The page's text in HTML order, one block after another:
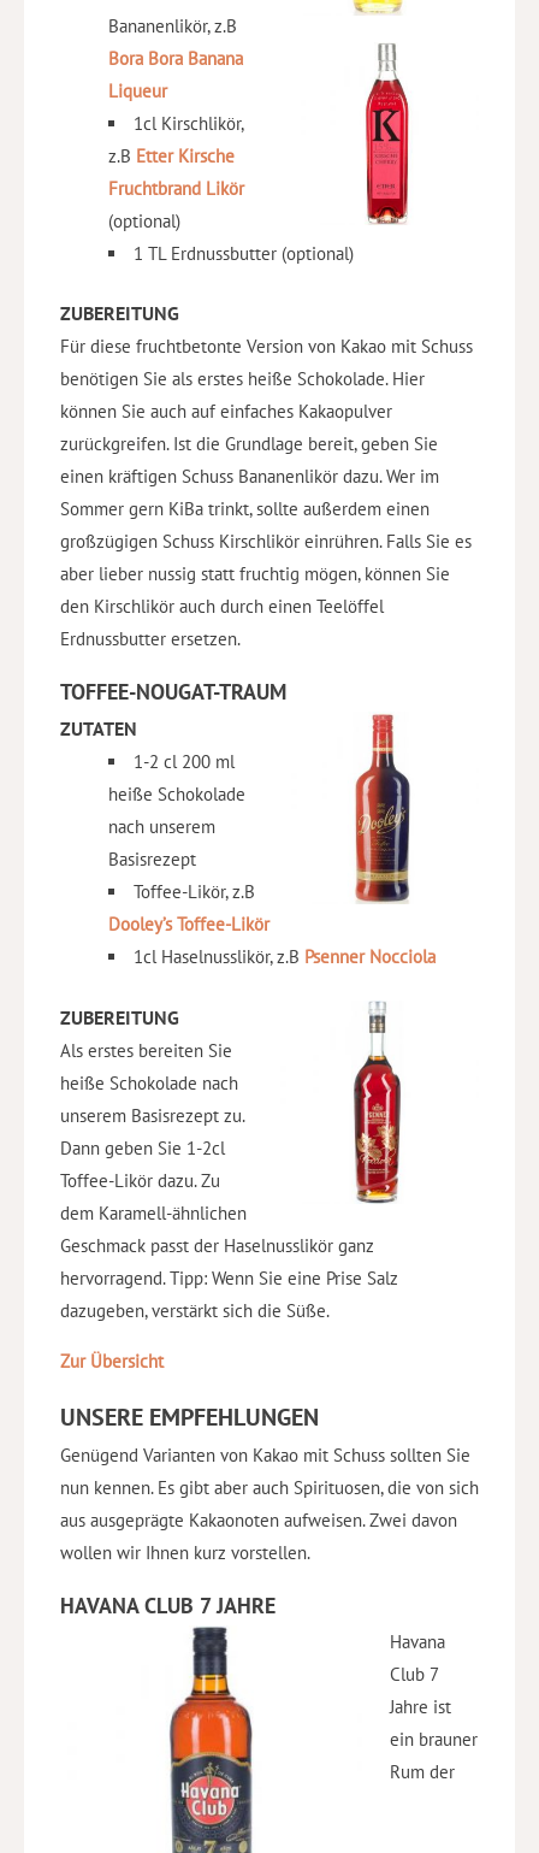
Bananenlikör, z.B
Bora Bora Banana
Liqueur
1cl Kirschlikör,
z.B Etter Kirsche
Fruchtbrand Likör
(optional)
1 TL Erdnussbutter (optional)
ZUBEREITUNG
Für diese fruchtbetonte Version von Kakao mit Schuss
benötigen Sie als erstes heiße Schokolade. Hier
können Sie auch auf einfaches Kakaopulver
zurückgreifen. Ist die Grundlage bereit, geben Sie
einen kräftigen Schuss Bananenlikör dazu. Wer im
Sommer gern KiBa trinkt, sollte außerdem einen
großzügigen Schuss Kirschlikör einrühren. Falls Sie es
aber lieber nussig statt fruchtig mögen, können Sie
den Kirschlikör auch durch einen Teelöffel
Erdnussbutter ersetzen.
TOFFEE-NOUGAT-TRAUM
ZUTATEN
1-2 cl 200 ml
heiße Schokolade
nach unserem
Basisrezept
Toffee-Likör, z.B
Dooley’s Toffee-Likör
1cl Haselnusslikör, z.B Psenner Nocciola
ZUBEREITUNG
Als erstes bereiten Sie
heiße Schokolade nach
unserem Basisrezept zu.
Dann geben Sie 1-2cl
Toffee-Likör dazu. Zu
dem Karamell-ähnlichen
Geschmack passt der Haselnusslikör ganz
hervorragend. Tipp: Wenn Sie eine Prise Salz
dazugeben, verstärkt sich die Süße.
Zur Übersicht
UNSERE EMPFEHLUNGEN
Genügend Varianten von Kakao mit Schuss sollten Sie
nun kennen. Es gibt aber auch Spirituosen, die von sich
aus ausgeprägte Kakaonoten aufweisen. Zwei davon
wollen wir Ihnen kurz vorstellen.
HAVANA CLUB 7 JAHRE
Havana
Club 7
Jahre ist
ein brauner
Rum der